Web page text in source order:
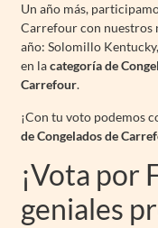
Un año más,
Carrefour con nuestros
año: Solomillo
en lacategoría de
Carrefour.
¡Con tu voto podemos
de Congelados de
¡Vota por
geniales